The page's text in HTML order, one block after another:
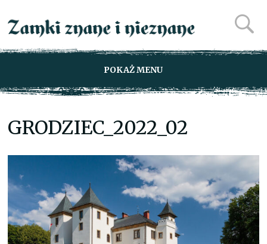
POKAŻ MENU
GRODZIEC_2022_02